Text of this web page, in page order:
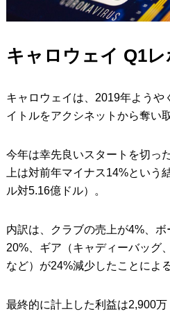
キャロウェイ Q1レ
キャロウェイは、2019年ようや
イトルをアクシネットから奪い
今年は幸先良いスタートを切っ
上は対前年マイナス14%という
ル対5.16億ドル）。
内訳は、クラブの売上が4%、
20%、ギア（キャディーバッグ
など）が24%減少したことによる
最終的に計上した利益は2,900